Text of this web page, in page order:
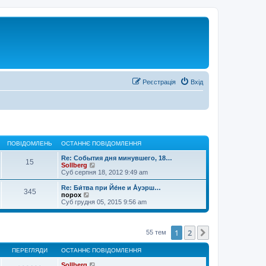
Вхід
Реєстрація
ПОВІДОМЛЕНЬ ОСТАННЄ ПОВІДОМЛЕННЯ
15
Re: События дня минувшего, 18…
Sollberg
е
р
е
л
н
о
с
т
Суб серпня 18, 2012 9:49 am
345
Re: Би́тва при Йе́не и А́уэрш…
порох
е
р
н
у
т
Суб грудня 05, 2015 9:56 am
55 тем 1 2
ПЕРЕГЛЯДИ ОСТАННЄ ПОВІДОМЛЕННЯ